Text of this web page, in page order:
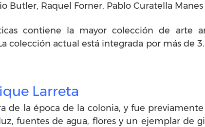
Butler, Raquel Forner, Pablo Curatella
contiene la mayor colección de arte
colección actual está integrada por más de
Larreta
de la época de la colonia, y fue
fuentes de agua, flores y un ejemplar de